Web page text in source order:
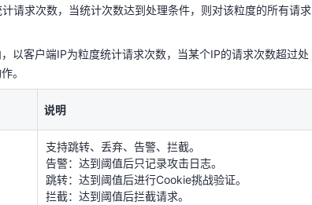
。
说明
支持跳转、丢弃、告警、拦截。
跳转：达到阈值后进行Cookie挑战验证。
拦截：达到阈值后拦截请求。
丢弃：达到阈值后拦截请求但不会响应页面，减少带
宽。
自定义规则名称。
请求次数，当统计次数达到处理条件，则对该粒度的所有请求
以客户端IP为粒度统计请求次数，当某个IP的请求次数超过处
。
说明
支持跳转、丢弃、告警、拦截。
告警：达到阈值后只记录攻击日志。
跳转：达到阈值后进行Cookie挑战验证。
拦截：达到阈值后拦截请求。